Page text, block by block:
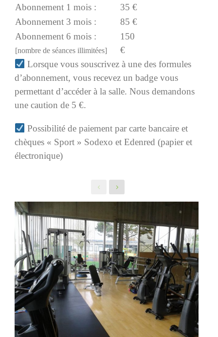
Abonnement 1 mois :
35 €
Abonnement 3 mois :
85 €
Abonnement 6 mois :
[nombre de séances illimitées]
150
€
Lorsque vous souscrivez à une des formules
d’abonnement, vous recevez un badge vous
permettant d’accéder à la salle. Nous demandons
une caution de 5 €.
Possibilité de paiement par carte bancaire et
chèques « Sport » Sodexo et Edenred (papier et
électronique)